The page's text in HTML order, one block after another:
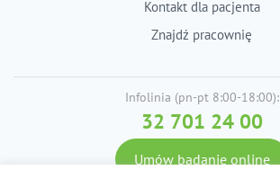
Kontakt dla pacjenta
Znajdź pracownię
Infolinia (pn-pt 8:00-18:00):
32 701 24 00
Umów badanie online